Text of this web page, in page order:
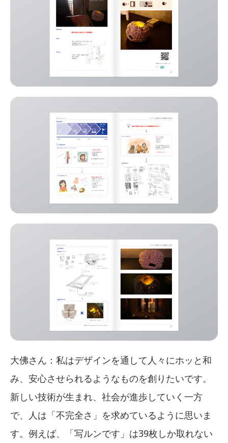
大佛さん：私はデザインを通して人々にホッと和
み、安心させられるようなものを創りたいです。
新しい技術が生まれ、社会が進歩していく一方
で、人は「不完全さ」を求めているように思いま
す。例えば、「写ルンです」は39枚しか取れない